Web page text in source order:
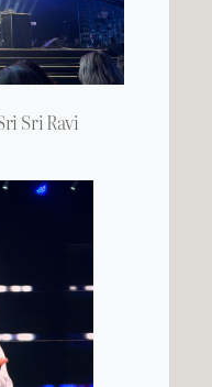
Sri Ravi